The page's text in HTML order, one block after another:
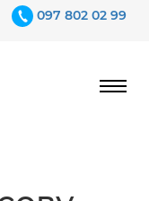
097 802 02 99